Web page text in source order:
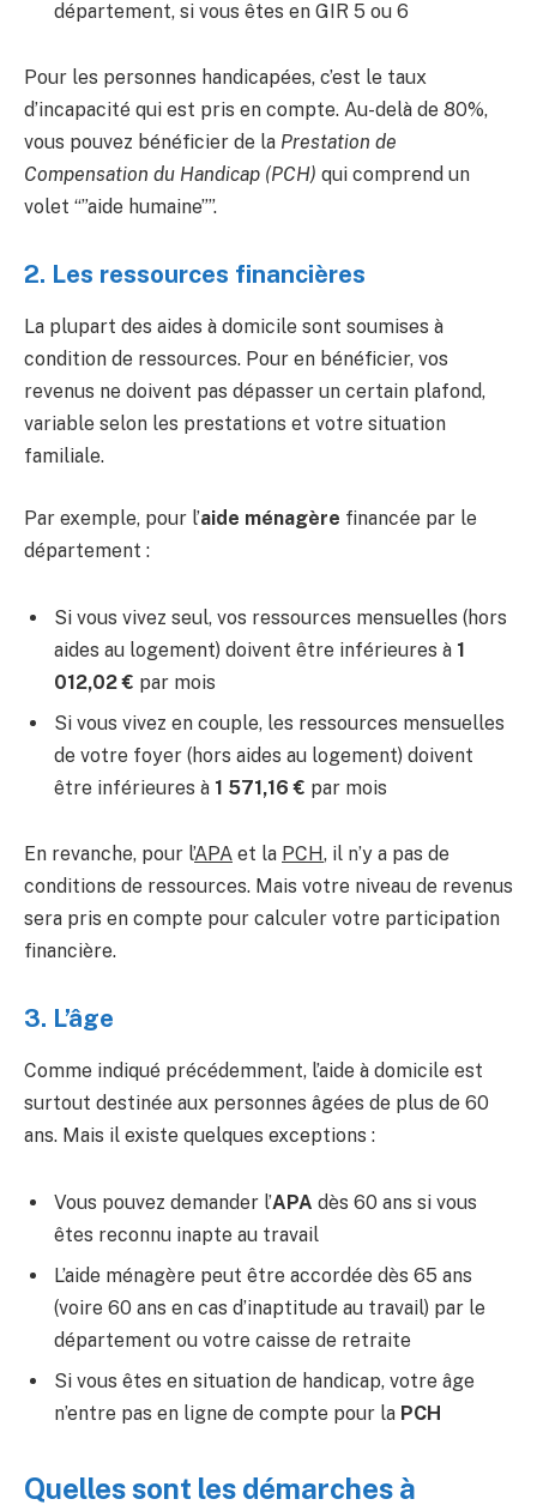
département, si vous êtes en GIR 5 ou 6
Pour les personnes handicapées, c’est le taux
d’incapacité qui est pris en compte. Au-delà de 80%,
vous pouvez bénéficier de la Prestation de
Compensation du Handicap (PCH) qui comprend un
volet “”aide humaine””.
2. Les ressources financières
La plupart des aides à domicile sont soumises à
condition de ressources. Pour en bénéficier, vos
revenus ne doivent pas dépasser un certain plafond,
variable selon les prestations et votre situation
familiale.
Par exemple, pour l’aide ménagère financée par le
département :
Si vous vivez seul, vos ressources mensuelles (hors
aides au logement) doivent être inférieures à 1
012,02 € par mois
Si vous vivez en couple, les ressources mensuelles
de votre foyer (hors aides au logement) doivent
être inférieures à 1 571,16 € par mois
En revanche, pour l’APA et la PCH, il n’y a pas de
conditions de ressources. Mais votre niveau de revenus
sera pris en compte pour calculer votre participation
financière.
3. L’âge
Comme indiqué précédemment, l’aide à domicile est
surtout destinée aux personnes âgées de plus de 60
ans. Mais il existe quelques exceptions :
Vous pouvez demander l’APA dès 60 ans si vous
êtes reconnu inapte au travail
L’aide ménagère peut être accordée dès 65 ans
(voire 60 ans en cas d’inaptitude au travail) par le
département ou votre caisse de retraite
Si vous êtes en situation de handicap, votre âge
n’entre pas en ligne de compte pour la PCH
Quelles sont les démarches à